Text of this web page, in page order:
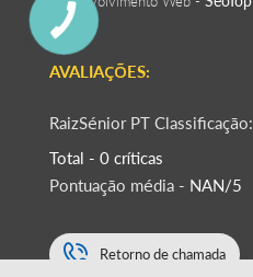
AVALIAÇÕES:
RaizSénior PT Classificação:
Total - 0 críticas
Pontuação média - NAN/5
Retorno de chamada